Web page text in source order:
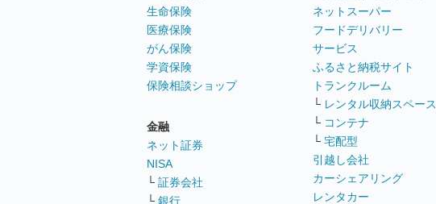
生命保険
医療保険
がん保険
学資保険
保険相談ショップ
金融
ネット証券
NISA
└ 証券会社
└ 銀行
ネットスーパー
フードデリバリー
サービス
ふるさと納税サイト
トランクルーム
└ レンタル収納スペース
└ コンテナ
└ 宅配型
引越し会社
カーシェアリング
レンタカー